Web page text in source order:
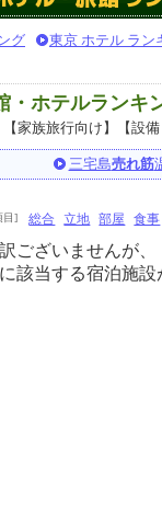
グ 東京 ホテル ラン
・ホテルランキ
家族旅行向け】【設
三宅島売れ筋
目] 総合 立地 部屋 食事
ございませんが、
該当する宿泊施